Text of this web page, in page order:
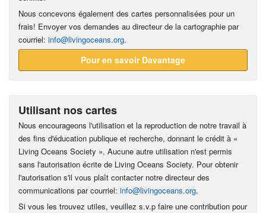
Nous concevons également des cartes personnalisées pour un
frais! Envoyer vos demandes au directeur de la cartographie par
courriel: info@livingoceans.org.
Pour en savoir Davantage
Utilisant nos cartes
Nous encourageons l'utilisation et la reproduction de notre travail à
des fins d'éducation publique et recherche, donnant le crédit à «
Living Oceans Society ». Aucune autre utilisation n'est permis
sans l'autorisation écrite de Living Oceans Society. Pour obtenir
l'autorisation s'il vous plaît contacter notre directeur des
communications par courriel: info@livingoceans.org.
Si vous les trouvez utiles, veuillez s.v.p faire une contribution pour